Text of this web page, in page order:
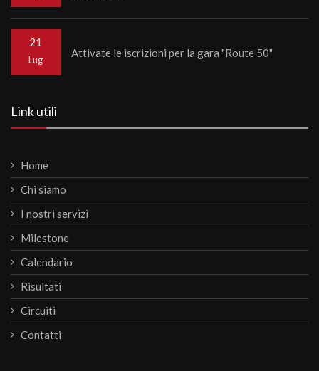
21
Lug
Attivate le iscrizioni per la gara "Route 50"
Link utili
Home
Chi siamo
I nostri servizi
Milestone
Calendario
Risultati
Circuiti
Contatti